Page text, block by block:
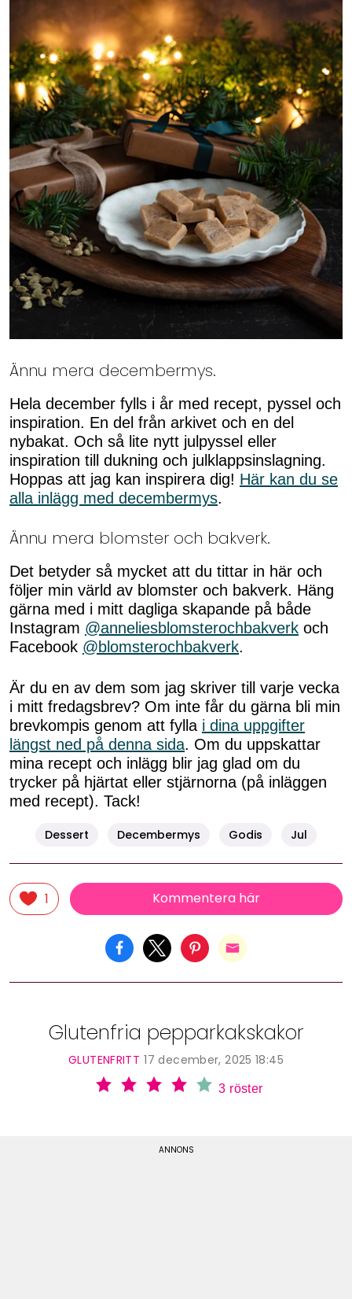
Ännu mera decembermys.
Hela december fylls i år med recept, pyssel och
inspiration. En del från arkivet och en del
nybakat. Och så lite nytt julpyssel eller
inspiration till dukning och julklappsinslagning.
Hoppas att jag kan inspirera dig! Här kan du se
alla inlägg med decembermys.
Ännu mera blomster och bakverk.
Det betyder så mycket att du tittar in här och
följer min värld av blomster och bakverk. Häng
gärna med i mitt dagliga skapande på både
Instagram @anneliesblomsterochbakverk och
Facebook @blomsterochbakverk.
Är du en av dem som jag skriver till varje vecka
i mitt fredagsbrev? Om inte får du gärna bli min
brevkompis genom att fylla i dina uppgifter
längst ned på denna sida. Om du uppskattar
mina recept och inlägg blir jag glad om du
trycker på hjärtat eller stjärnorna (på inläggen
med recept). Tack!
Dessert Decembermys Godis Jul
1 Kommentera här
Glutenfria pepparkakskakor
GLUTENFRITT 17 december, 2025 18:45
3 röster